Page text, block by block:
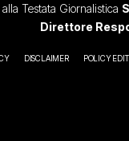
Testata Giornalistica
Direttore
DISCLAIMER POLICY